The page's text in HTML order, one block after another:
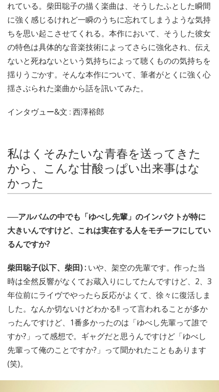
れている。柴田聡子の描く楽曲は、そうしたふとした瞬間
に強く感じるけれど一瞬のうちに忘れてしまうような気持
ちを思い起こさせてくれる。本作において、そうした彼女
の特色は具体的な音楽技術によってさらに強化され、伝え
ないと死ねないという気持ちによって聴くものの気持ちを
揺りうごかす。そんな本作について、筆者がとくに強く心
揺さぶられた楽曲から話を訊いてみた。
インタヴュー&文 : 西澤裕郎
私はくそみたいな青春を送ってきた
から、こんな甘酸っぱい出来事はな
かった
──アルバムの中でも「ゆべし先輩」のインパクトが特に
大きいんですけど、これは実在する人をモチーフにしてい
るんですか?
柴田聡子(以下、柴田) : いや、架空の先輩です。作った当
時は全然反響がなくてお蔵入りにしてたんですけど、2、3
年位前にライヴでやったら反応がよくて、徐々に復活しま
した。なんか切ないけどわかる!! って言われることが多か
ったんですけど、1番多かったのは「ゆべし先輩って誰で
すか?」って感想で。ギャグだと思うんですけど「ゆべし
先輩って俺のことですか?」って聞かれたこともあります
(笑)。